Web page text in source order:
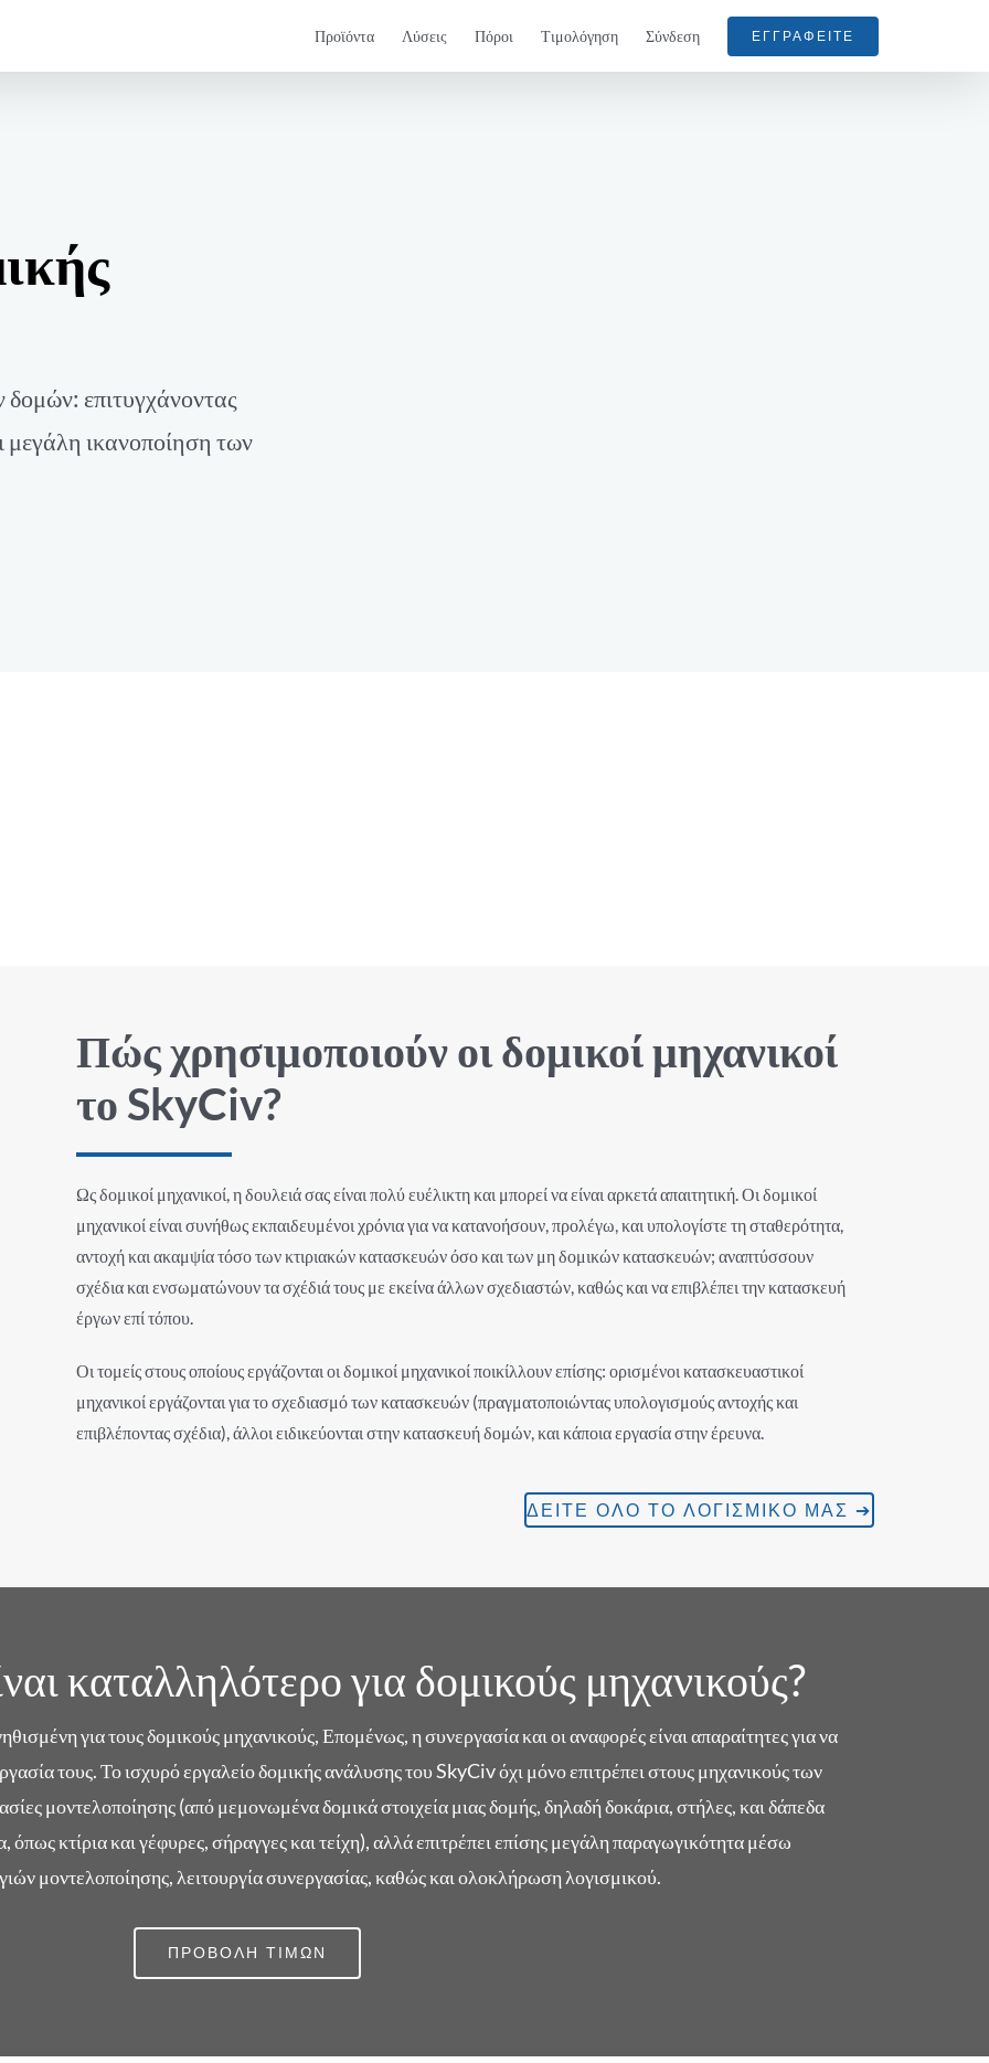
Προϊόντα Λύσεις Πόροι Τιμολόγηση Σύνδεση ΕΓΓΡΑΦΕΊΤΕ
επιτυγχάνοντας
μεγάλη ικανοποίηση των
Πώς χρησιμοποιούν οι δομικοί μηχανικοί
το SkyCiv?
Ως δομικοί μηχανικοί, η δουλειά σας είναι πολύ ευέλικτη και μπορεί να είναι αρκετά απαιτητική. Οι δομικοί
μηχανικοί είναι συνήθως εκπαιδευμένοι χρόνια για να κατανοήσουν, προλέγω, και υπολογίστε τη σταθερότητα,
αντοχή και ακαμψία τόσο των κτιριακών κατασκευών όσο και των μη δομικών κατασκευών; αναπτύσσουν
σχέδια και ενσωματώνουν τα σχέδιά τους με εκείνα άλλων σχεδιαστών, καθώς και να επιβλέπει την κατασκευή
έργων επί τόπου.
Οι τομείς στους οποίους εργάζονται οι δομικοί μηχανικοί ποικίλλουν επίσης: ορισμένοι κατασκευαστικοί
μηχανικοί εργάζονται για το σχεδιασμό των κατασκευών (πραγματοποιώντας υπολογισμούς αντοχής και
επιβλέποντας σχέδια), άλλοι ειδικεύονται στην κατασκευή δομών, και κάποια εργασία στην έρευνα.
ΔΕΊΤΕ ΌΛΟ ΤΟ ΛΟΓΙΣΜΙΚΌ ΜΑΣ ➔
καταλληλότερο για δομικούς μηχανικούς?
για τους δομικούς μηχανικούς, Επομένως, η συνεργασία και οι αναφορές είναι απαραίτητες για να
τους. Το ισχυρό εργαλείο δομικής ανάλυσης του SkyCiv όχι μόνο επιτρέπει στους μηχανικούς των
μοντελοποίησης (από μεμονωμένα δομικά στοιχεία μιας δομής, δηλαδή δοκάρια, στήλες, και δάπεδα
κτίρια και γέφυρες, σήραγγες και τείχη), αλλά επιτρέπει επίσης μεγάλη παραγωγικότητα μέσω
μοντελοποίησης, λειτουργία συνεργασίας, καθώς και ολοκλήρωση λογισμικού.
ΠΡΟΒΟΛΉ ΤΙΜΏΝ